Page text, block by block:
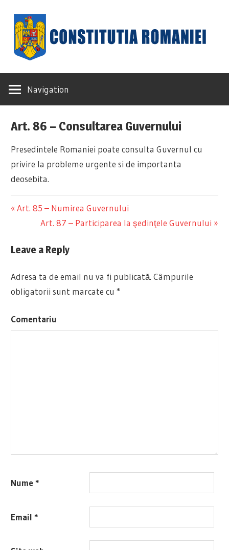
content
Constituția
României
Navigation
Art. 86 – Consultarea Guvernului
Presedintele Romaniei poate consulta Guvernul cu
privire la probleme urgente si de importanta
deosebita.
Navigare
în
Previous
Art. 85 – Numirea Guvernului
Next
Art. 87 – Participarea la şedinţele Guvernului
Leave a Reply
Adresa ta de email nu va fi publicată. Câmpurile
obligatorii sunt marcate cu*
Comentariu
Nume *
Email *